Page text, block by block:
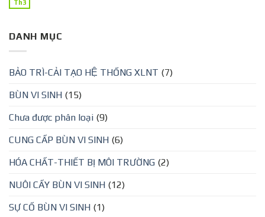
Th3
DANH MỤC
BẢO TRÌ-CẢI TẠO HỆ THỐNG XLNT (7)
BÙN VI SINH (15)
Chưa được phân loại (9)
CUNG CẤP BÙN VI SINH (6)
HÓA CHẤT-THIẾT BỊ MÔI TRƯỜNG (2)
NUÔI CẤY BÙN VI SINH (12)
SỰ CỐ BÙN VI SINH (1)